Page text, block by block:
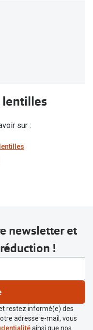
lentilles
sur :
newsletter et
!
restez informé(e) des
adresse e-mail, vous
ainsi que nos